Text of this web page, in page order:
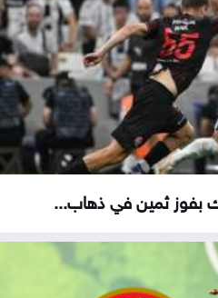
بفوز ثمين في ذهاب...